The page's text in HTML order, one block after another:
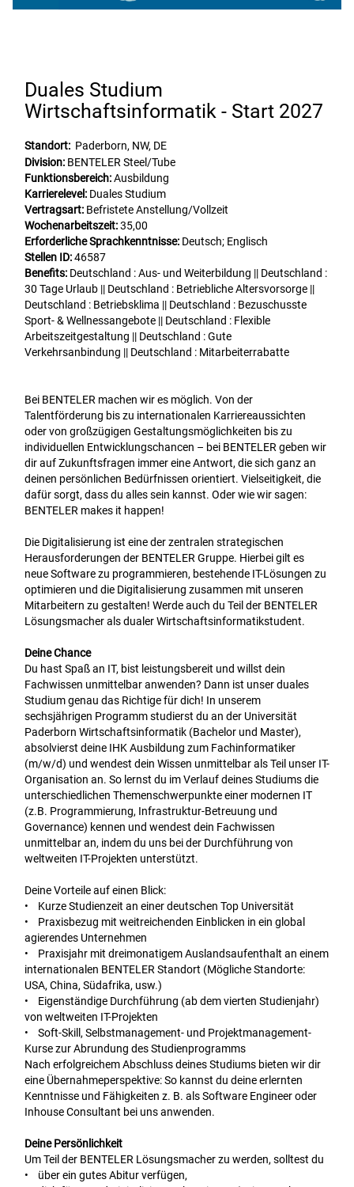
Duales Studium
Wirtschaftsinformatik - Start 2027
Standort: Paderborn, NW, DE
Division: BENTELER Steel/Tube
Funktionsbereich:Ausbildung
Karrierelevel: Duales Studium
Vertragsart: Befristete Anstellung/Vollzeit
Wochenarbeitszeit:35,00
Erforderliche Sprachkenntnisse: Deutsch; Englisch
Stellen ID:46587
Benefits: Deutschland : Aus- und Weiterbildung || Deutschland :
30 Tage Urlaub || Deutschland : Betriebliche Altersvorsorge ||
Deutschland : Betriebsklima || Deutschland : Bezuschusste
Sport- & Wellnessangebote || Deutschland : Flexible
Arbeitszeitgestaltung || Deutschland : Gute
Verkehrsanbindung || Deutschland : Mitarbeiterrabatte
Bei BENTELER machen wir es möglich. Von der
Talentförderung bis zu internationalen Karriereaussichten
oder von großzügigen Gestaltungsmöglichkeiten bis zu
individuellen Entwicklungschancen – bei BENTELER geben wir
dir auf Zukunftsfragen immer eine Antwort, die sich ganz an
deinen persönlichen Bedürfnissen orientiert. Vielseitigkeit, die
dafür sorgt, dass du alles sein kannst. Oder wie wir sagen:
BENTELER makes it happen!
Die Digitalisierung ist eine der zentralen strategischen
Herausforderungen der BENTELER Gruppe. Hierbei gilt es
neue Software zu programmieren, bestehende IT-Lösungen zu
optimieren und die Digitalisierung zusammen mit unseren
Mitarbeitern zu gestalten! Werde auch du Teil der BENTELER
Lösungsmacher als dualer Wirtschaftsinformatikstudent.
Deine Chance
Du hast Spaß an IT, bist leistungsbereit und willst dein
Fachwissen unmittelbar anwenden? Dann ist unser duales
Studium genau das Richtige für dich! In unserem
sechsjährigen Programm studierst du an der Universität
Paderborn Wirtschaftsinformatik (Bachelor und Master),
absolvierst deine IHK Ausbildung zum Fachinformatiker
(m/w/d) und wendest dein Wissen unmittelbar als Teil unser IT-
Organisation an. So lernst du im Verlauf deines Studiums die
unterschiedlichen Themenschwerpunkte einer modernen IT
(z.B. Programmierung, Infrastruktur-Betreuung und
Governance) kennen und wendest dein Fachwissen
unmittelbar an, indem du uns bei der Durchführung von
weltweiten IT-Projekten unterstützt.
Deine Vorteile auf einen Blick:
• Kurze Studienzeit an einer deutschen Top Universität
• Praxisbezug mit weitreichenden Einblicken in ein global
agierendes Unternehmen
• Praxisjahr mit dreimonatigem Auslandsaufenthalt an einem
internationalen BENTELER Standort (Mögliche Standorte:
USA, China, Südafrika, usw.)
• Eigenständige Durchführung (ab dem vierten Studienjahr)
von weltweiten IT-Projekten
• Soft-Skill, Selbstmanagement- und Projektmanagement-
Kurse zur Abrundung des Studienprogramms
Nach erfolgreichem Abschluss deines Studiums bieten wir dir
eine Übernahmeperspektive: So kannst du deine erlernten
Kenntnisse und Fähigkeiten z. B. als Software Engineer oder
Inhouse Consultant bei uns anwenden.
Deine Persönlichkeit
Um Teil der BENTELER Lösungsmacher zu werden, solltest du
• über ein gutes Abitur verfügen,